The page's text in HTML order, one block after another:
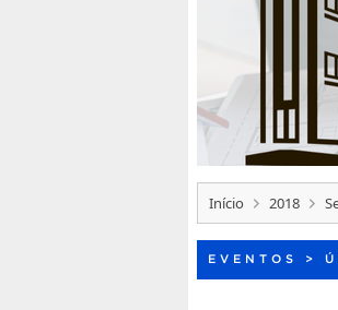
Início 2018
EVENTOS >